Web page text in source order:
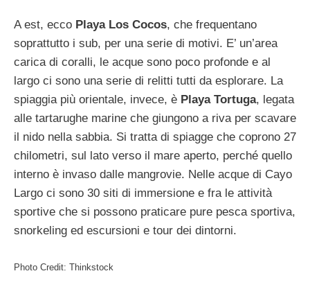
A est, ecco Playa Los Cocos, che frequentano
soprattutto i sub, per una serie di motivi. E’ un’area
carica di coralli, le acque sono poco profonde e al
largo ci sono una serie di relitti tutti da esplorare. La
spiaggia più orientale, invece, è Playa Tortuga, legata
alle tartarughe marine che giungono a riva per scavare
il nido nella sabbia. Si tratta di spiagge che coprono 27
chilometri, sul lato verso il mare aperto, perché quello
interno è invaso dalle mangrovie. Nelle acque di Cayo
Largo ci sono 30 siti di immersione e fra le attività
sportive che si possono praticare pure pesca sportiva,
snorkeling ed escursioni e tour dei dintorni.
Photo Credit: Thinkstock